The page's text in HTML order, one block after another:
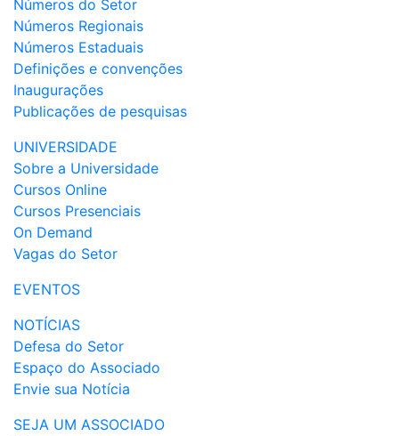
Números do Setor
Números Regionais
Números Estaduais
Definições e convenções
Inaugurações
Publicações de pesquisas
UNIVERSIDADE
Sobre a Universidade
Cursos Online
Cursos Presenciais
On Demand
Vagas do Setor
EVENTOS
NOTÍCIAS
Defesa do Setor
Espaço do Associado
Envie sua Notícia
SEJA UM ASSOCIADO